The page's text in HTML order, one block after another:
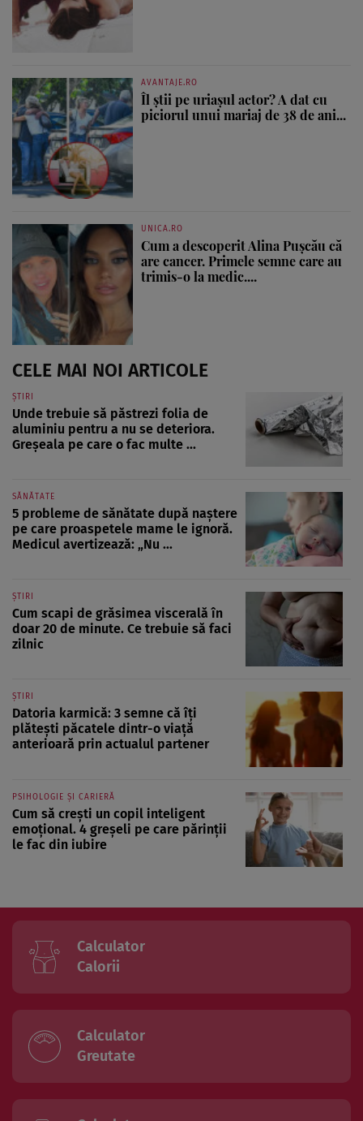
AVANTAJE.RO
Îl știi pe uriașul actor? A dat cu
piciorul unui mariaj de 38 de ani...
UNICA.RO
Cum a descoperit Alina Pușcău că
are cancer. Primele semne care au
trimis-o la medic....
CELE MAI NOI ARTICOLE
ȘTIRI
Unde trebuie să păstrezi folia de
aluminiu pentru a nu se deteriora.
Greșeala pe care o fac multe ...
SĂNĂTATE
5 probleme de sănătate după naștere
pe care proaspetele mame le ignoră.
Medicul avertizează: „Nu ...
ȘTIRI
Cum scapi de grăsimea viscerală în
doar 20 de minute. Ce trebuie să faci
zilnic
ȘTIRI
Datoria karmică: 3 semne că îți
plătești păcatele dintr-o viață
anterioară prin actualul partener
PSIHOLOGIE ȘI CARIERĂ
Cum să crești un copil inteligent
emoțional. 4 greșeli pe care părinții
le fac din iubire
Calculator
Calorii
Calculator
Greutate